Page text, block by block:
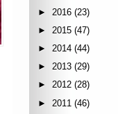
► 2016 (23)
► 2015 (47)
► 2014 (44)
► 2013 (29)
► 2012 (28)
► 2011 (46)